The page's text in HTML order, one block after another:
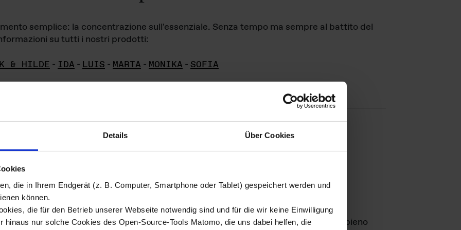
Details Über Cookies
die in Ihrem Endgerät (z. B. Computer, Smartphone oder Tablet) gespeichert werden und
können.
die für den Betrieb unserer Webseite notwendig sind und für die wir keine Einwilligung
hinaus nur solche Cookies des Open-Source-Tools Matomo, die uns dabei helfen, die
semplice: la concentrazione sull'essenziale. Senza tempo ma sempre al battito del
su tutti i nostri prodotti:
& HILDE - IDA - LUIS - MARTA - MONIKA - SOFIA
di immagini
materiale fotografico sono detenuti daDas ganze LebenGmbH e rimangono in pieno